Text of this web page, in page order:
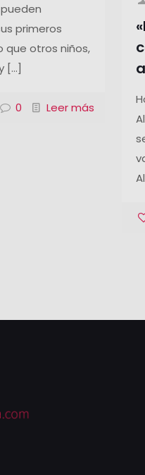
primeros
que otros niños,
[…]
0 Leer más